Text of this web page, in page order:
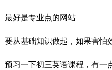
最好是专业点的网站
要从基础知识做起，如果害怕
预习一下初三英语课程，有一